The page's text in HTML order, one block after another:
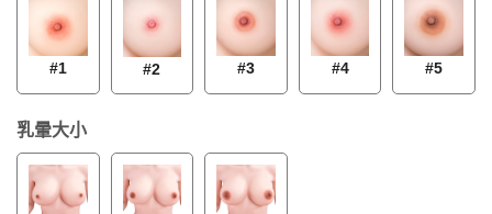
#1 #2 #3 #4 #5
乳暈大小